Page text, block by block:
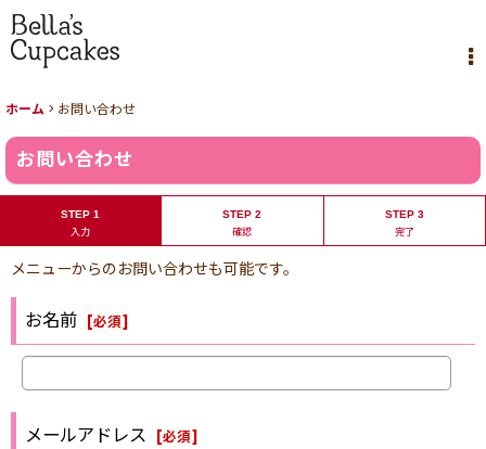
ホーム > お問い合わせ
お問い合わせ
STEP 1
入力
STEP 2
確認
STEP 3
完了
メニューからのお問い合わせも可能です。
お名前 [必須]
メールアドレス [必須]